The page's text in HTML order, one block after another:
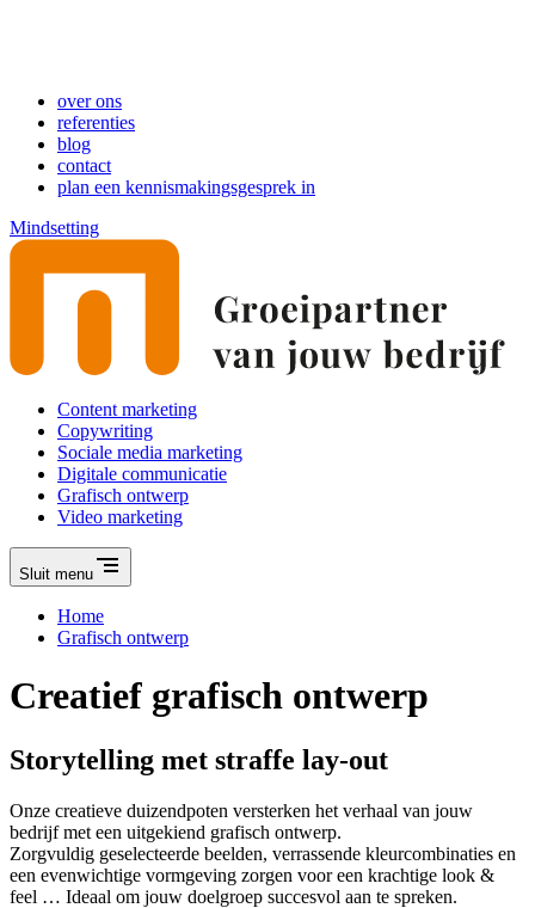
over ons
referenties
blog
contact
plan een kennismakingsgesprek in
Mindsetting
Content marketing
Copywriting
Sociale media marketing
Digitale communicatie
Grafisch ontwerp
Video marketing
Sluit menu
Home
Grafisch ontwerp
Creatief grafisch ontwerp
Storytelling met straffe lay-out
Onze creatieve duizendpoten versterken het verhaal van jouw
bedrijf met een uitgekiend grafisch ontwerp.
Zorgvuldig geselecteerde beelden, verrassende kleurcombinaties en
een evenwichtige vormgeving zorgen voor een krachtige look &
feel … Ideaal om jouw doelgroep succesvol aan te spreken.